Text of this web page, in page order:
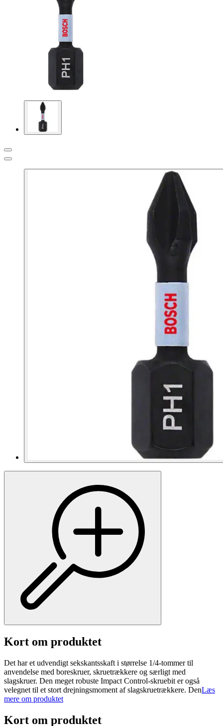
Kort om produktet
Det har et udvendigt sekskantsskaft i størrelse 1/4-tommer til
anvendelse med boreskruer, skruetrækkere og særligt med
slagskruer. Den meget robuste Impact Control-skruebit er også
velegnet til et stort drejningsmoment af slagskruetrækkere. DenLæs
mere om produktet
Kort om produktet